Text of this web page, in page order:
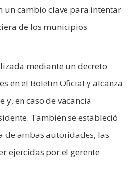
un cambio clave para intentar
de los municipios
mediante un decreto
en el Boletín Oficial y alcanza
y, en caso de vacancia
También se estableció
de ambas autoridades, las
ejercidas por el gerente